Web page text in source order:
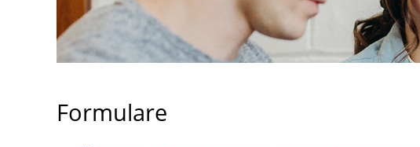
5 6 7 10
Formulare